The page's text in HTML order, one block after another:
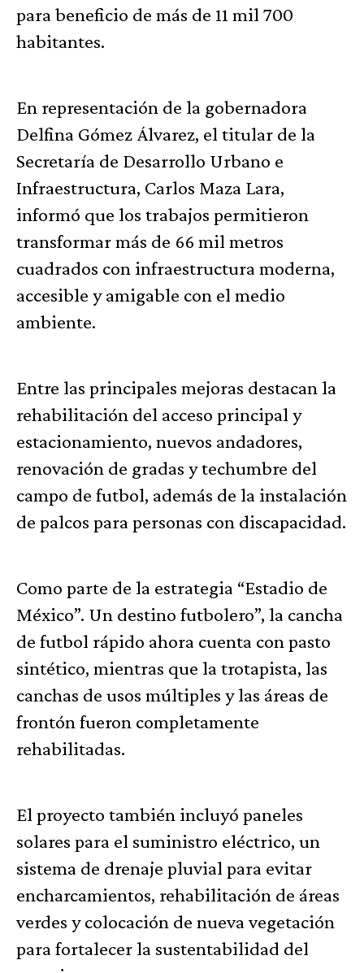
para beneficio de más de 11 mil 700
habitantes.
En representación de la gobernadora
Delfina Gómez Álvarez, el titular de la
Secretaría de Desarrollo Urbano e
Infraestructura, Carlos Maza Lara,
informó que los trabajos permitieron
transformar más de 66 mil metros
cuadrados con infraestructura moderna,
accesible y amigable con el medio
ambiente.
Entre las principales mejoras destacan la
rehabilitación del acceso principal y
estacionamiento, nuevos andadores,
renovación de gradas y techumbre del
campo de futbol, además de la instalación
de palcos para personas con discapacidad.
Como parte de la estrategia “Estadio de
México”. Un destino futbolero”, la cancha
de futbol rápido ahora cuenta con pasto
sintético, mientras que la trotapista, las
canchas de usos múltiples y las áreas de
frontón fueron completamente
rehabilitadas.
El proyecto también incluyó paneles
solares para el suministro eléctrico, un
sistema de drenaje pluvial para evitar
encharcamientos, rehabilitación de áreas
verdes y colocación de nueva vegetación
para fortalecer la sustentabilidad del